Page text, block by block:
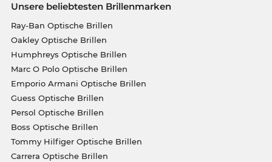
Unsere beliebtesten Brillenmarken
Ray-Ban Optische Brillen
Oakley Optische Brillen
Humphreys Optische Brillen
Marc O Polo Optische Brillen
Emporio Armani Optische Brillen
Guess Optische Brillen
Persol Optische Brillen
Boss Optische Brillen
Tommy Hilfiger Optische Brillen
Carrera Optische Brillen